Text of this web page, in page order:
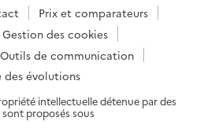
Prix et comparateurs
Gestion des cookies
Outils de communication
des évolutions
intellectuelle détenue par des
proposés sous